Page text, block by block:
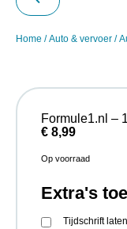
Home /Auto & vervoer /
Formule1.nl –
€ 8,99
Op voorraad
Extra's
Tijdschrift